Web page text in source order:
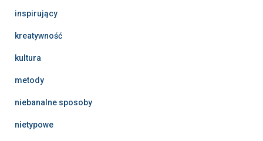
inspirujący
kreatywność
kultura
metody
niebanalne sposoby
nietypowe